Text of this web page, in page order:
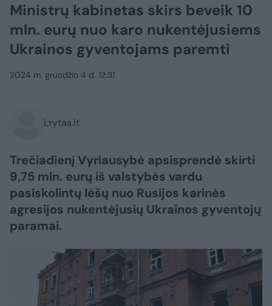
Ministrų kabinetas skirs beveik 10
mln. eurų nuo karo nukentėjusiems
Ukrainos gyventojams paremti
2024 m. gruodžio 4 d. 12:31
Lrytas.lt
Trečiadienį Vyriausybė apsisprendė skirti
9,75 mln. eurų iš valstybės vardu
pasiskolintų lėšų nuo Rusijos karinės
agresijos nukentėjusių Ukrainos gyventojų
paramai.